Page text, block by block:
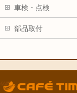
車検・点検
部品取付